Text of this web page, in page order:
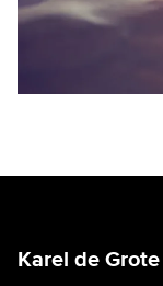
Karel de